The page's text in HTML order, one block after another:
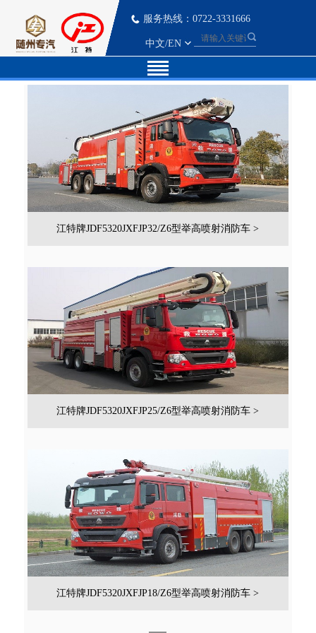
服务热线：0722-3331666
中文/EN
江特牌JDF5320JXFJP32/Z6型举高喷射消防车 >
江特牌JDF5320JXFJP25/Z6型举高喷射消防车 >
江特牌JDF5320JXFJP18/Z6型举高喷射消防车 >